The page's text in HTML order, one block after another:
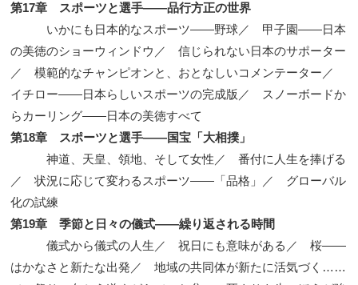
第17章 スポーツと選手——品行方正の世界
いかにも日本的なスポーツ——野球／ 甲子園——日本
の美徳のショーウィンドウ／ 信じられない日本のサポーター
／ 模範的なチャンピオンと、おとなしいコメンテーター／
イチロー——日本らしいスポーツの完成版／ スノーボードか
らカーリング——日本の美徳すべて
第18章 スポーツと選手——国宝「大相撲」
神道、天皇、領地、そして女性／ 番付に人生を捧げる
／ 状況に応じて変わるスポーツ——「品格」／ グローバル
化の試練
第19章 季節と日々の儀式——繰り返される時間
儀式から儀式の人生／ 祝日にも意味がある／ 桜——
はかなさと新たな出発／ 地域の共同体が新たに活気づく……